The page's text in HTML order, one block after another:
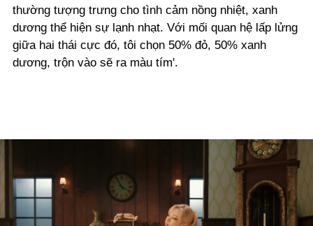
thường tượng trưng cho tình cảm nồng nhiệt, xanh
dương thể hiện sự lạnh nhạt. Với mối quan hệ lấp lửng
giữa hai thái cực đó, tôi chọn 50% đỏ, 50% xanh
dương, trộn vào sẽ ra màu tím'.